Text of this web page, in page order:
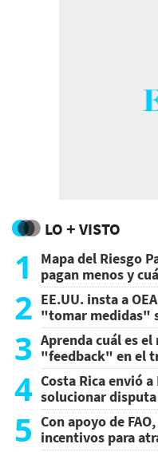
LO + VISTO
1
Mapa del Riesgo
pagan menos y
2 EE.UU. insta a
"tomar medidas"
3 Aprenda cuál es
"feedback" en el
4 Costa Rica envió
solucionar
5 Con apoyo de
incentivos para